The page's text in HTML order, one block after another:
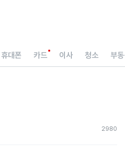
휴대폰 카드 이사 청소 부
2980